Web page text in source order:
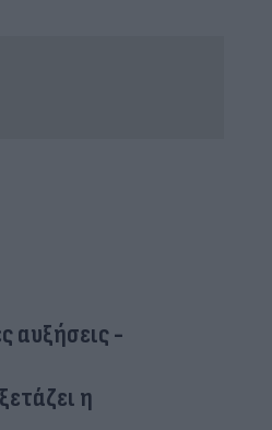
αυξήσεις -
η